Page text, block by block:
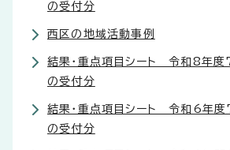
の受付分
西区の地域活動事例
結果・重点項目シート 令和8年
の受付分
結果・重点項目シート 令和6年
の受付分